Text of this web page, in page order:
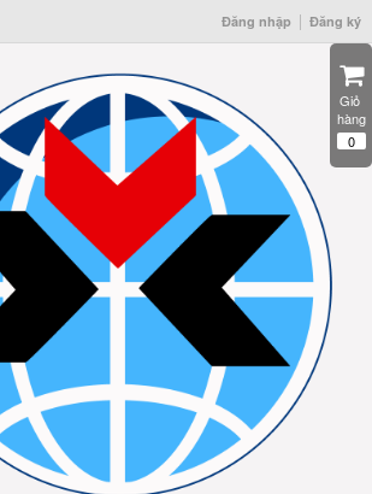
Đăng nhập Đăng ký
Giỏ
hàng
0